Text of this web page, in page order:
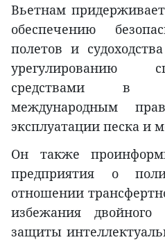
Вьетнам
обеспечению
полетов и
урегулированию
средствами в
международным
эксплуатации песка и
Он также
предприятия о
отношении
избежания двойного
защиты